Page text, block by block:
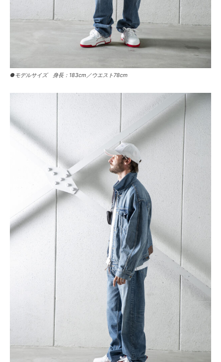
●モデルサイズ 身長：183cm／ウエスト78cm